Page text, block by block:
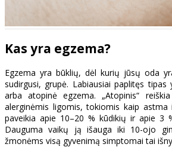
Kas yra egzema?
Egzema yra būklių, dėl kurių jūsų oda
sudirgusi, grupė. Labiausiai paplitęs
arba atopinė egzema. „Atopinis“
alerginėmis ligomis, tokiomis kaip astma
paveikia apie 10–20 % kūdikių ir apie 3
Dauguma vaikų ją išauga iki 10-ojo
žmonėms visą gyvenimą simptomai tai